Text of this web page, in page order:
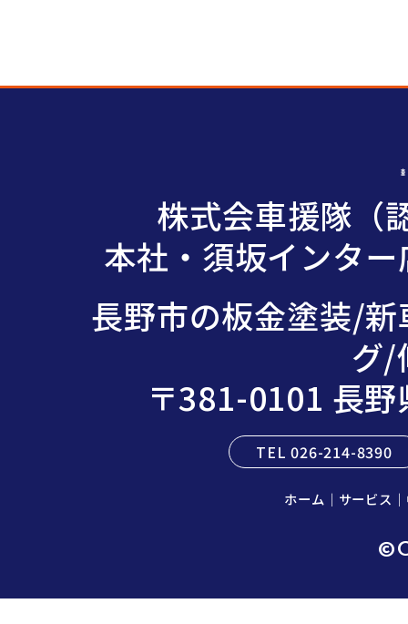
株式会車援隊（
本社・須坂インタ
長野市の板金塗装/
グ/
〒381-0101 長
TEL 026-214-8390
ホーム ｜ サービス ｜